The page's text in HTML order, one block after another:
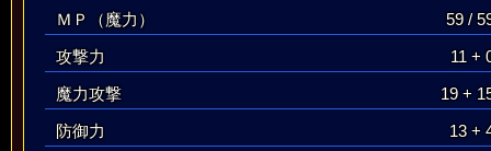
ＭＰ（魔力）
59 /
攻撃力
11 +
魔力攻撃
19 +
防御力
13 +